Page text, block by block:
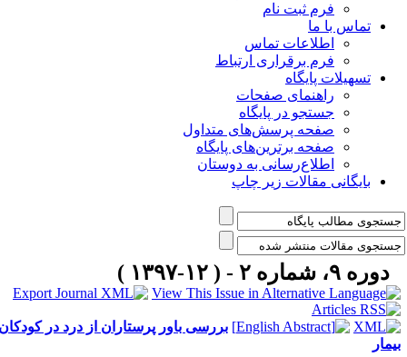
فرم ثبت نام
تماس با ما
اطلاعات تماس
فرم برقراری ارتباط
تسهیلات پایگاه
راهنمای صفحات
جستجو در پایگاه
صفحه پرسش‌های متداول
صفحه برترین‌های پایگاه
اطلاع‌رسانی به دوستان
بایگانی مقالات زیر چاپ
دوره ۹، شماره ۲ - ( ۱۲-۱۳۹۷ )
بررسی باور پرستاران از درد در کودکان